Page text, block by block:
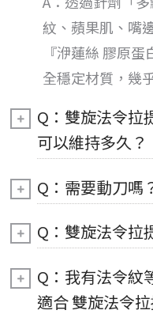
紋、蘋果肌、嘴
『洢蓮絲 膠原
全穩定材質，幾
Q：雙旋法令拉
可以維持多久？
Q：需要動刀嗎
Q：雙旋法令拉
Q：我有法令紋
適合 雙旋法令